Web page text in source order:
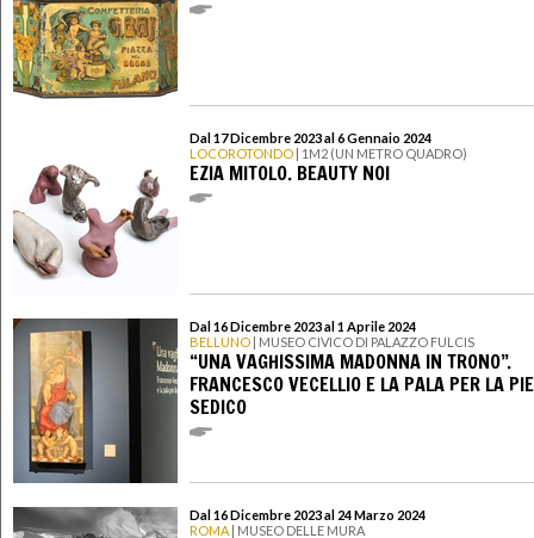
Dal 17 Dicembre 2023 al 6 Gennaio 2024
LOCOROTONDO | 1M2 (UN METRO QUADRO)
EZIA MITOLO. BEAUTY NOI
Dal 16 Dicembre 2023 al 1 Aprile 2024
BELLUNO | MUSEO CIVICO DI PALAZZO FULCIS
“UNA VAGHISSIMA MADONNA IN TRONO”.
FRANCESCO VECELLIO E LA PALA PER LA
SEDICO
Dal 16 Dicembre 2023 al 24 Marzo 2024
ROMA | MUSEO DELLE MURA